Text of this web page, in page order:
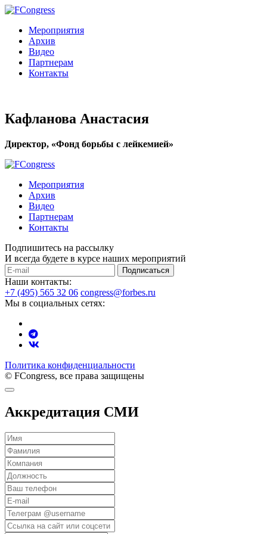
Мероприятия
Архив
Видео
Партнерам
Контакты
Кафланова Анастасия
Директор, «Фонд борьбы с лейкемией»
Мероприятия
Архив
Видео
Партнерам
Контакты
Подпишитесь на рассылку
И всегда будете в курсе наших мероприятий
Подписаться
Наши контакты:
+7 (495) 565 32 06 congress@forbes.ru
Мы в социальных сетях:
Политика конфиденциальности
© FCongress, все права защищены
Аккредитация СМИ